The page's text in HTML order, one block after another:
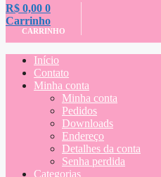
R$ 0,00 0
Carrinho
CARRINHO
Início
Contato
Minha conta
Minha conta
Pedidos
Downloads
Endereço
Detalhes da conta
Senha perdida
Categorias